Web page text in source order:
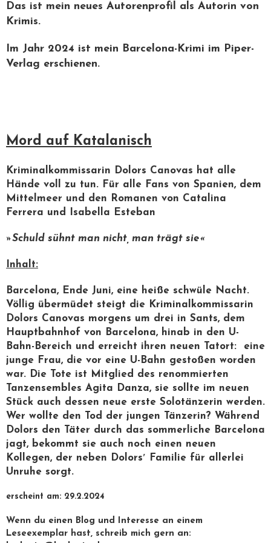
Das ist mein neues Autorenprofil als Autorin von
Krimis.
Im Jahr 2024 ist mein Barcelona-Krimi im Piper-
Verlag erschienen.
Mord auf Katalanisch
Kriminalkommissarin Dolors Canovas hat alle
Hände voll zu tun. Für alle Fans von Spanien, dem
Mittelmeer und den Romanen von Catalina
Ferrera und Isabella Esteban
»Schuld sühnt man nicht, man trägt sie«
Inhalt:
Barcelona, Ende Juni, eine heiße schwüle Nacht.
Völlig übermüdet steigt die Kriminalkommissarin
Dolors Canovas morgens um drei in Sants, dem
Hauptbahnhof von Barcelona, hinab in den U-
Bahn-Bereich und erreicht ihren neuen Tatort: eine
junge Frau, die vor eine U-Bahn gestoßen worden
war. Die Tote ist Mitglied des renommierten
Tanzensembles Agita Danza, sie sollte im neuen
Stück auch dessen neue erste Solotänzerin werden.
Wer wollte den Tod der jungen Tänzerin? Während
Dolors den Täter durch das sommerliche Barcelona
jagt, bekommt sie auch noch einen neuen
Kollegen, der neben Dolors′ Familie für allerlei
Unruhe sorgt.
erscheint am: 29.2.2024
Wenn du einen Blog und Interesse an einem
Leseexemplar hast, schreib mich gern an: